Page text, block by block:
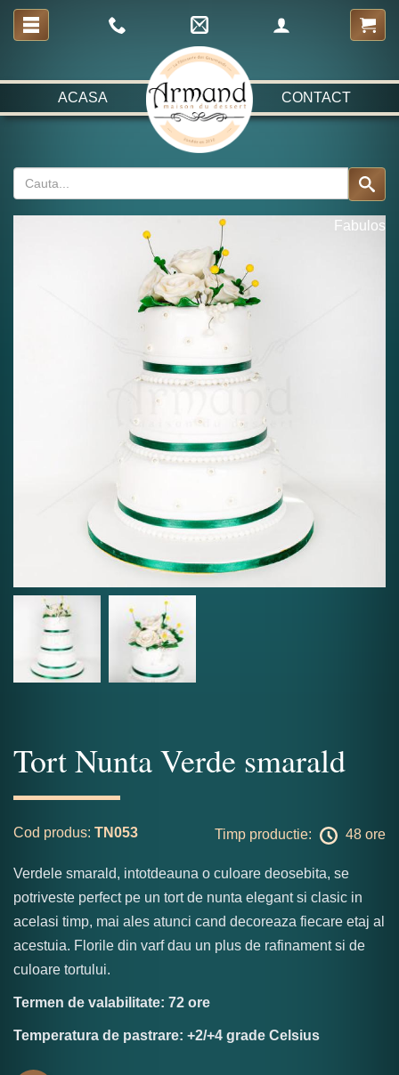
ACASA CONTACT
Fabulos
Tort Nunta Verde smarald
Cod produs: TN053 Timp productie: 48 ore
Verdele smarald, intotdeauna o culoare deosebita, se
potriveste perfect pe un tort de nunta elegant si clasic in
acelasi timp, mai ales atunci cand decoreaza fiecare etaj al
acestuia. Florile din varf dau un plus de rafinament si de
culoare tortului.
Termen de valabilitate: 72 ore
Temperatura de pastrare: +2/+4 grade Celsius